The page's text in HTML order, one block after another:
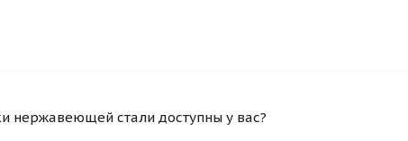
нержавеющей стали доступны у вас?